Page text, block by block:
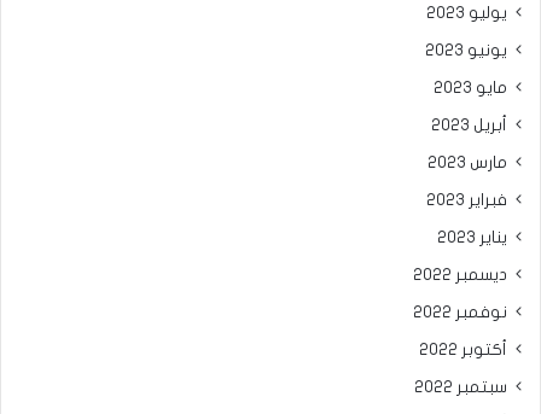
يوليو 2023
يونيو 2023
مايو 2023
أبريل 2023
مارس 2023
فبراير 2023
يناير 2023
ديسمبر 2022
نوفمبر 2022
أكتوبر 2022
سبتمبر 2022